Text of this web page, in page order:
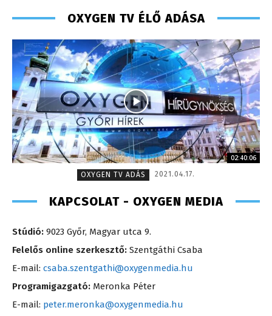
OXYGEN TV ÉLŐ ADÁSA
02:40:06
OXYGEN TV ADÁS
2021.04.17.
KAPCSOLAT - OXYGEN MEDIA
Stúdió: 9023 Győr, Magyar utca 9.
Felelős online szerkesztő: Szentgáthi Csaba
E-mail: csaba.szentgathi@oxygenmedia.hu
Programigazgató: Meronka Péter
E-mail: peter.meronka@oxygenmedia.hu